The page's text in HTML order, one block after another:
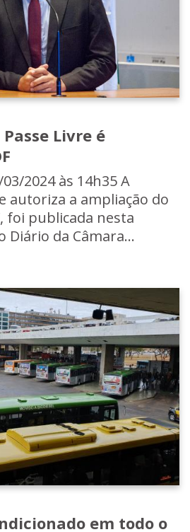
Livre é
2024 às 14h35 A
autoriza a ampliação do
foi publicada nesta
Diário da Câmara...
em todo o